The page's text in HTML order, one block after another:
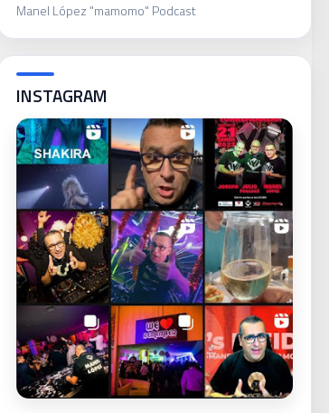
Manel López "mamomo" Podcast
INSTAGRAM